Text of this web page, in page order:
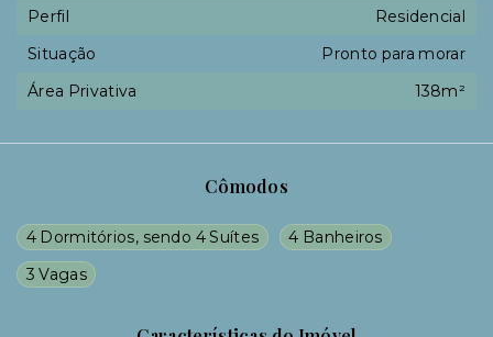
Cômodos
4 Dormitórios, sendo 4 Suítes
4 Banheiros
3 Vagas
Perfil
Residencial
Situação
Pronto para morar
Área Privativa
138m²